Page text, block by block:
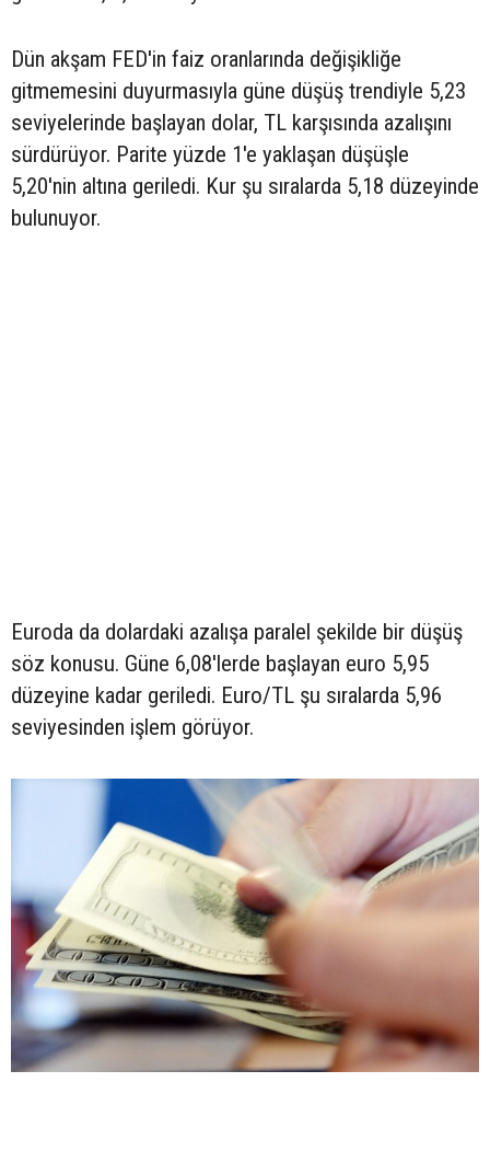
Dün akşam FED'in faiz oranlarında değişikliğe
gitmemesini duyurmasıyla güne düşüş trendiyle 5,23
seviyelerinde başlayan dolar, TL karşısında azalışını
sürdürüyor. Parite yüzde 1'e yaklaşan düşüşle
5,20'nin altına geriledi. Kur şu sıralarda 5,18 düzeyinde
bulunuyor.
Euroda da dolardaki azalışa paralel şekilde bir düşüş
söz konusu. Güne 6,08'lerde başlayan euro 5,95
düzeyine kadar geriledi. Euro/TL şu sıralarda 5,96
seviyesinden işlem görüyor.